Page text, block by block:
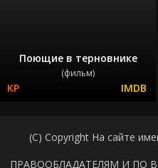
Поющие в терновнике
(фильм)
(C) Copyright На сайте
ПРАВООБЛАДАТЕЛЯМ И ПО